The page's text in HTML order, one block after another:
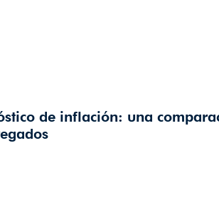
de inflación: una